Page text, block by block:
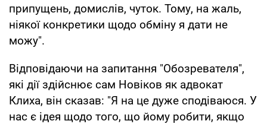
припущень, домислів, чуток. Тому, на жаль,
ніякої конкретики щодо обміну я дати не
можу".
Відповідаючи на запитання "Обозревателя",
які дії здійснює сам Новіков як адвокат
Клиха, він сказав: "Я на це дуже сподіваюся. У
нас є ідея щодо того, що йому робити, якщо